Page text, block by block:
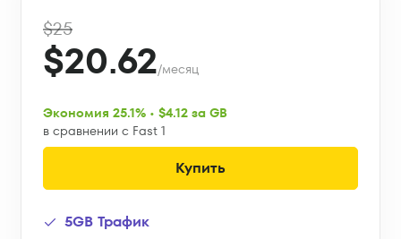
$25
$20.62/месяц
Экономия 25.1% • $4.12 за GB
в сравнении с Fast 1
Купить
5GB Трафик